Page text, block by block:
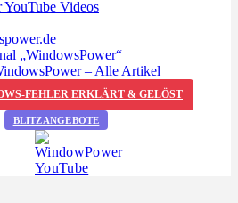
Videos
„WindowsPower“
– Alle Artikel
FEHLER ERKLÄRT & GELÖST
BLITZANGEBOTE